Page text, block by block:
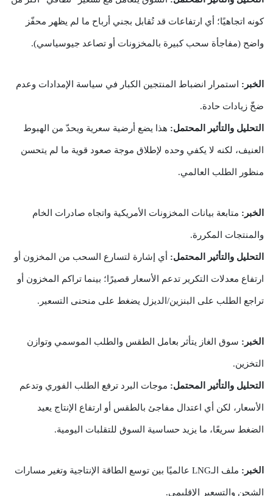
كونه اتجاهيًا؛ أي ارتفاعات قد تُقابل بجني أرباح ما لم يظهر محفّز
واضح (مفاجأة سحب كبيرة بالمخزونات أو تصاعد جيوسياسي).
الخبر: استمرار انضباط المنتجين الكبار في سياسة الإمدادات وعدم
ضخّ زيادات حادة.
التحليل والتأثير المحتمل: هذا يضع أرضية سعرية ويحدّ من الهبوط
العنيف، لكنه لا يكفي وحده لإطلاق موجة صعود قوية ما لم يتحسن
منظور الطلب العالمي.
الخبر: متابعة بيانات المخزونات الأمريكية واتجاه صادرات الخام
والمنتجات المكررة.
التحليل والتأثير المحتمل: أي إشارة لتسارع السحب من المخزون أو
ارتفاع معدلات التكرير تدعم الأسعار قصيرًا؛ بينما تراكم المخزون أو
تراجع الطلب على البنزين/الديزل يضغط على منحنى التسعير.
الخبر: سوق الغاز يتأثر بعامل الطقس والطلب الموسمي وتوازن
التخزين.
التحليل والتأثير المحتمل: موجات البرد ترفع الطلب الفوري وتدعم
الأسعار، لكن أي اعتدال مفاجئ بالطقس أو ارتفاع الإنتاج يعيد
الضغط سريعًا، ما يزيد حساسية السوق للتقلبات اليومية.
الخبر: ملف الـLNG عالميًا بين توسع الطاقة الإنتاجية وتغير مسارات
الشحن والتسعير الإقليمي.